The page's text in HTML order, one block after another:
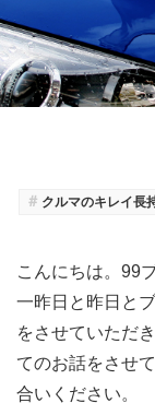
＃ クルマのキレイ長
こんにちは。99
一昨日と昨日と
をさせていただ
てのお話をさせ
合いください。